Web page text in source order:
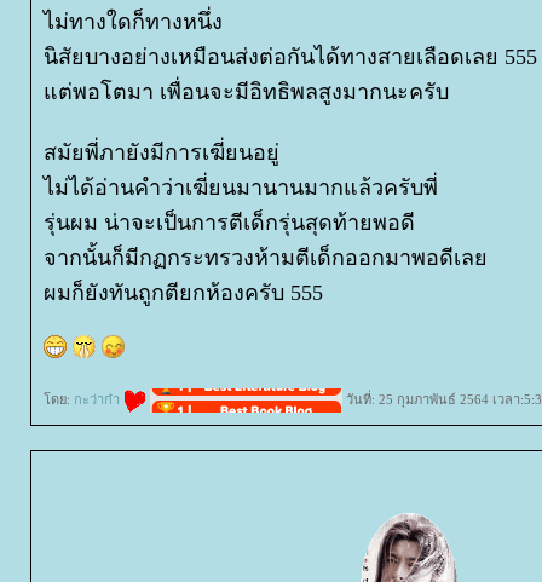
ไม่ทางใดก็ทางหนึ่ง
นิสัยบางอย่างเหมือนส่งต่อกันได้ทางสายเลือดเลย 555
ต่พอโตมา เพื่อนจะมีอิทธิพลสูงมากนะครับ
สมัยพี่ภายังมีการเฆี่ยนอยู่
ไม่ได้อ่านคำว่าเฆี่ยนมานานมากแล้วครับพี่
รุ่นผม น่าจะเป็นการตีเด็กรุ่นสุดท้ายพอดี
จากนั้นก็มีกฏกระทรวงห้ามตีเด็กออกมาพอดีเล
ผมก็ยังทันถูกตียกห้องครับ 555
ดย: กะว่าก๋า วันที่: 25 กุมภาพันธ์ 2564 เวลา